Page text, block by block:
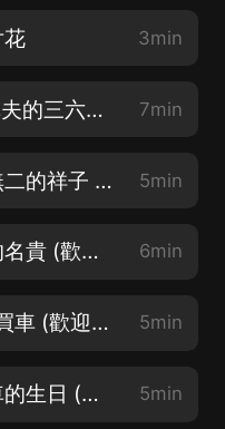
花 3min
《駱駝祥子》001 北平車夫的三六九等 (歡迎訂閱, 評論, 轉發, 點讚) 7min
《駱駝祥子》002 獨一無二的祥子 (歡迎訂閱, 評論, 轉發, 點讚) 5min
《駱駝祥子》003 祥子的名貴 (歡迎訂閱, 評論, 轉發, 點讚) 6min
《駱駝祥子》004 攢錢-買車 (歡迎訂閱, 評論, 轉發, 點讚) 5min
《駱駝祥子》005 人和車的生日 (歡迎訂閱, 評論, 轉發, 點讚) 5min